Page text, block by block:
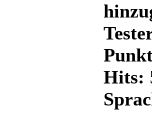
Hits: